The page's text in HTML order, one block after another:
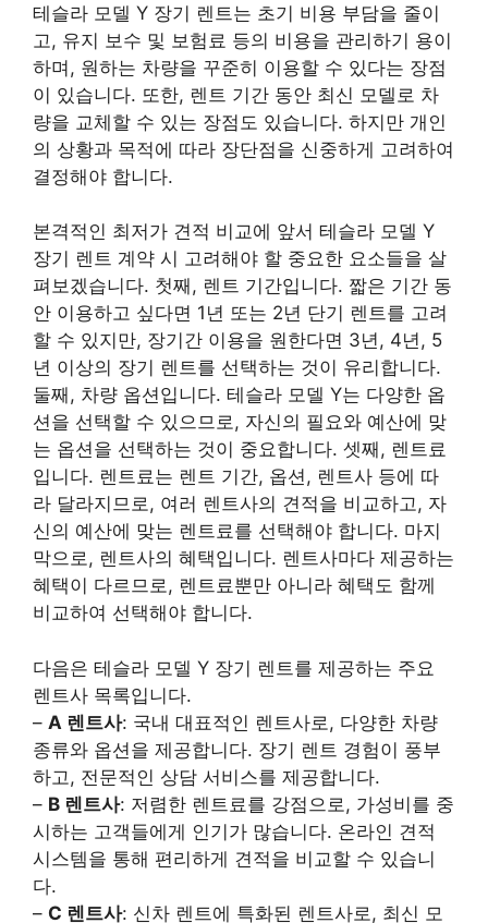
테슬라 모델 Y 장기 렌트는 초기 비용 부담을 줄이
고, 유지 보수 및 보험료 등의 비용을 관리하기 용이
하며, 원하는 차량을 꾸준히 이용할 수 있다는 장점
이 있습니다. 또한, 렌트 기간 동안 최신 모델로 차
량을 교체할 수 있는 장점도 있습니다. 하지만 개인
의 상황과 목적에 따라 장단점을 신중하게 고려하여
결정해야 합니다.
본격적인 최저가 견적 비교에 앞서 테슬라 모델 Y
장기 렌트 계약 시 고려해야 할 중요한 요소들을 살
펴보겠습니다. 첫째, 렌트 기간입니다. 짧은 기간 동
안 이용하고 싶다면 1년 또는 2년 단기 렌트를 고려
할 수 있지만, 장기간 이용을 원한다면 3년, 4년, 5
년 이상의 장기 렌트를 선택하는 것이 유리합니다.
둘째, 차량 옵션입니다. 테슬라 모델 Y는 다양한 옵
션을 선택할 수 있으므로, 자신의 필요와 예산에 맞
는 옵션을 선택하는 것이 중요합니다. 셋째, 렌트료
입니다. 렌트료는 렌트 기간, 옵션, 렌트사 등에 따
라 달라지므로, 여러 렌트사의 견적을 비교하고, 자
신의 예산에 맞는 렌트료를 선택해야 합니다. 마지
막으로, 렌트사의 혜택입니다. 렌트사마다 제공하는
혜택이 다르므로, 렌트료뿐만 아니라 혜택도 함께
비교하여 선택해야 합니다.
다음은 테슬라 모델 Y 장기 렌트를 제공하는 주요
렌트사 목록입니다.
– A 렌트사: 국내 대표적인 렌트사로, 다양한 차량
종류와 옵션을 제공합니다. 장기 렌트 경험이 풍부
하고, 전문적인 상담 서비스를 제공합니다.
– B 렌트사: 저렴한 렌트료를 강점으로, 가성비를 중
시하는 고객들에게 인기가 많습니다. 온라인 견적
시스템을 통해 편리하게 견적을 비교할 수 있습니
다.
– C 렌트사: 신차 렌트에 특화된 렌트사로, 최신 모